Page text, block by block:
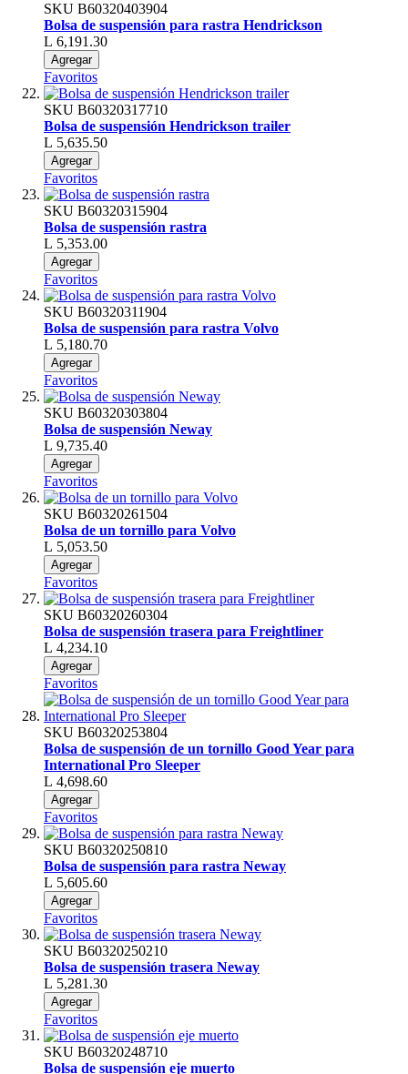
SKU B60320403904
Bolsa de suspensión para rastra Hendrickson
L 6,191.30
Agregar
Favoritos
SKU B60320317710
Bolsa de suspensión Hendrickson trailer
L 5,635.50
Agregar
Favoritos
SKU B60320315904
Bolsa de suspensión rastra
L 5,353.00
Agregar
Favoritos
SKU B60320311904
Bolsa de suspensión para rastra Volvo
L 5,180.70
Agregar
Favoritos
SKU B60320303804
Bolsa de suspensión Neway
L 9,735.40
Agregar
Favoritos
SKU B60320261504
Bolsa de un tornillo para Volvo
L 5,053.50
Agregar
Favoritos
SKU B60320260304
Bolsa de suspensión trasera para Freightliner
L 4,234.10
Agregar
Favoritos
SKU B60320253804
Bolsa de suspensión de un tornillo Good Year para
International Pro Sleeper
L 4,698.60
Agregar
Favoritos
SKU B60320250810
Bolsa de suspensión para rastra Neway
L 5,605.60
Agregar
Favoritos
SKU B60320250210
Bolsa de suspensión trasera Neway
L 5,281.30
Agregar
Favoritos
SKU B60320248710
Bolsa de suspensión eje muerto